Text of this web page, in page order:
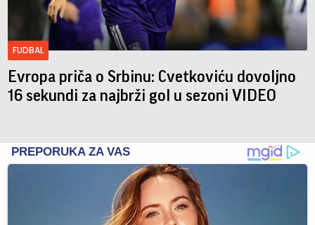
FUDBAL
Evropa priča o Srbinu: Cvetkoviću dovoljno
16 sekundi za najbrži gol u sezoni VIDEO